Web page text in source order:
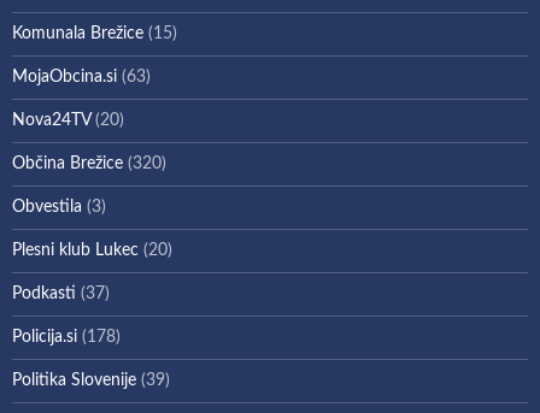
Komunala Brežice (15)
MojaObcina.si (63)
Nova24TV(20)
Občina Brežice (320)
Obvestila (3)
Plesni klub Lukec (20)
Podkasti (37)
Policija.si (178)
Politika Slovenije (39)